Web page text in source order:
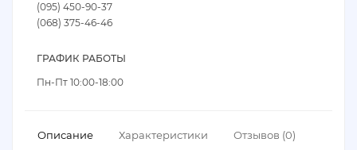
(095) 450-90-37
(068) 375-46-46
ГРАФИК РАБОТЫ
Пн-Пт 10:00-18:00
Описание Характеристики Отзывов (0)